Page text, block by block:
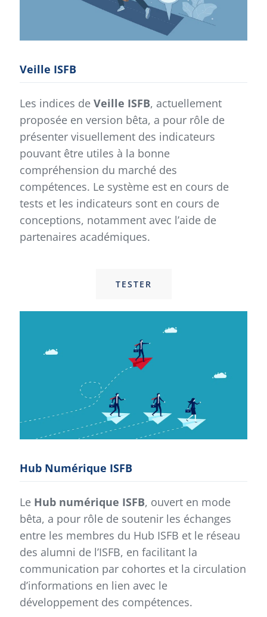
Veille ISFB
Les indices de Veille ISFB, actuellement
proposée en version bêta, a pour rôle de
présenter visuellement des indicateurs
pouvant être utiles à la bonne
compréhension du marché des
compétences. Le système est en cours de
tests et les indicateurs sont en cours de
conceptions, notamment avec l’aide de
partenaires académiques.
TESTER
Hub Numérique ISFB
Le Hub numérique ISFB, ouvert en mode
bêta, a pour rôle de soutenir les échanges
entre les membres du Hub ISFB et le réseau
des alumni de l’ISFB, en facilitant la
communication par cohortes et la circulation
d’informations en lien avec le
développement des compétences.